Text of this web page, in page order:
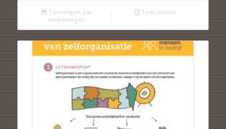
Toevoegen aan
winkelwagen
Toon details